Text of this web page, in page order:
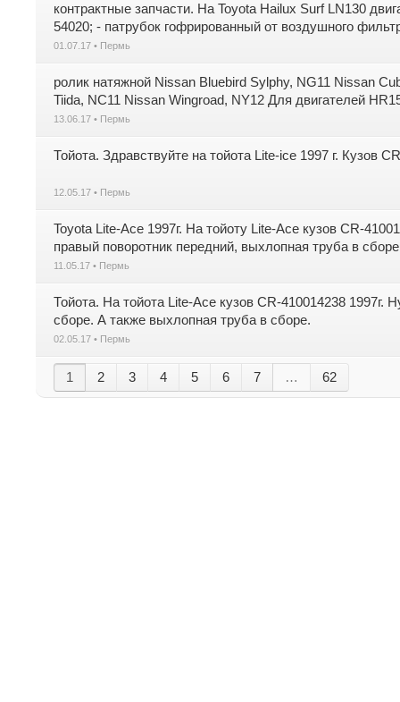
контрактные запчасти. На Toyota Hailux Surf LN130
54020; - патрубок гофрированный от воздушного
01.07.17 • Пермь
ролик натяжной Nissan Bluebird Sylphy, NG11 Nissan
Tiida, NC11 Nissan Wingroad, NY12 Для двигателей
13.06.17 • Пермь
Тойота. Здравствуйте на тойота Lite-ice 1997 г. Кузов
12.05.17 • Пермь
Toyota Lite-Ace 1997г. На тойоту Lite-Ace кузов CR-
правый поворотник передний, выхлопная труба в
11.05.17 • Пермь
Тойота. На тойота Lite-Ace кузов CR-410014238
сборе. А также выхлопная труба в сборе.
02.05.17 • Пермь
1 2 3 4 5 6 7 … 62